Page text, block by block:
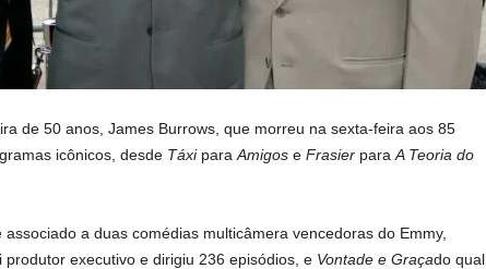
de 50 anos, James Burrows, que morreu na sexta-feira aos 85
icônicos, desde Táxi para Amigose Frasier para A Teoria do
a duas comédias multicâmera vencedoras do Emmy,
executivo e dirigiu 236 episódios, e Vontade e Graçado qual